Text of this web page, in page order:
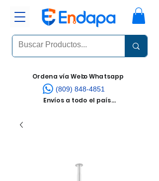
o Whatsapp
Ordena vía Web
(809) 848-4851
Envíos a todo el país...